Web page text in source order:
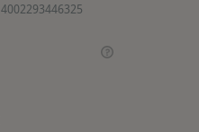
4002293446325